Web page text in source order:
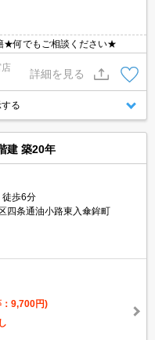
★何でもご相談ください★
詳細を見る
る
建 築20年
徒歩6分
四条通油小路東入傘鉾町
9,700円)